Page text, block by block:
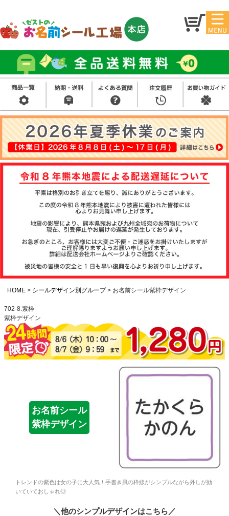
マイ
ジ
お名
前シ
ール
アイ
ロン
シー
ル
お買
い得
セッ
ト
スタ
ンプ
その
他
注文履歴
て
について
よくある質問
会社概要
お問い合わせ
らせ
HOME シールデザイン別グループ お名前シール紫枠デザイン
702-8.紫枠
紫枠デザイン
お名前シール
紫枠デザイン
トレンドの紫色は女の子に大人気！手書き風の枠線がシンプルながら外しが効
いていておしゃれ◎
＼他のシンプルデザインはこちら／